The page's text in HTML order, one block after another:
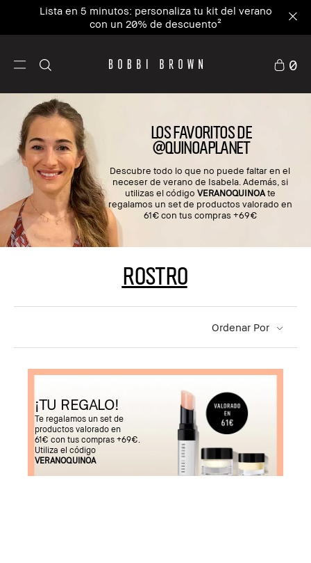
Lista en 5 minutos: personaliza tu kit del verano
con un 20% de descuento²
0
LOS FAVORITOS DE
@QUINOAPLANET
Descubre todo lo que no puede faltar en el
neceser de verano de Isabela. Además, si
utilizas el código VERANOQUINOAte
regalamos un set de productos valorado en
61€ con tus compras +69€
ROSTRO
Ordenar Por
¡TU REGALO!
Te regalamos un set de
productos valorado en
61€ con tus compras +69€.
Utiliza el código
VERANOQUINOA